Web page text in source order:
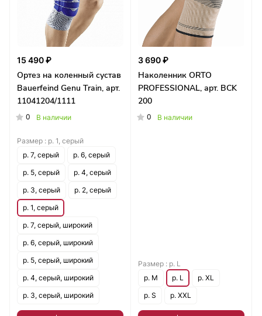
15 490 ₽
Ортез на коленный сустав
Bauerfeind Genu Train, арт.
11041204/1111
0 В наличии
Размер : р. 1, серый
р. 7, серый
р. 6, серый
р. 5, серый
р. 4, серый
р. 3, серый
р. 2, серый
р. 1, серый
р. 7, серый, широкий
р. 6, серый, широкий
р. 5, серый, широкий
р. 4, серый, широкий
р. 3, серый, широкий
3 690 ₽
Наколенник ORTO
PROFESSIONAL, арт. BCK
200
0 В наличии
Размер : р. L
р. M
р. L
р. XL
р. S
р. XXL